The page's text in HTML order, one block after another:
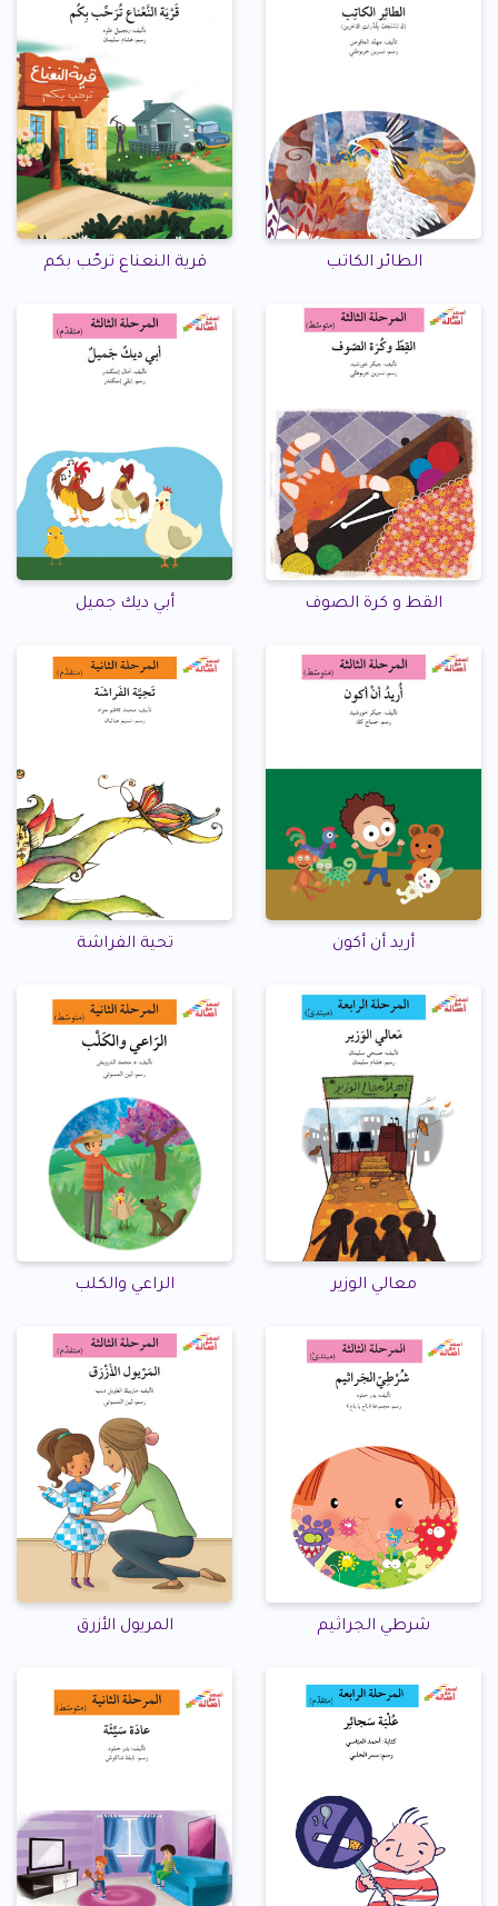
الطائر الكاتب قرية النعناع ترحّب بكم
القط و كرة الصوف أبي ديك جميل
أريد أن أكون تحية الفراشة
معالي الوزير الراعي والكلب
شرطي الجراثيم المريول الأزرق